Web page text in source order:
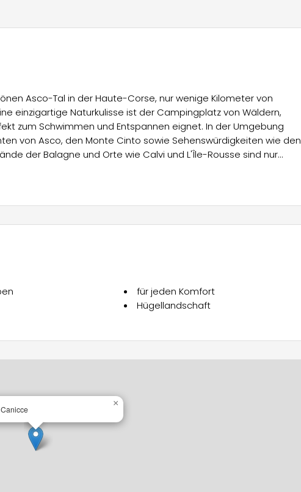
Asco-Tal in der Haute-Corse, nur wenige Kilometer von
einzigartige Naturkulisse ist der Campingplatz von Wäldern,
zum Schwimmen und Entspannen eignet. In der Umgebung
von Asco, den Monte Cinto sowie Sehenswürdigkeiten wie den
der Balagne und Orte wie Calvi und L'Île-Rousse sind nur
und sorgen für Komfort und Nähe zur Natur.
einen Spielplatz für Kinder sowie Gemeinschaftsbereiche
Food Truck serviert lokale Gerichte aus regionalen Produkten,
für jeden Komfort
Hügellandschaft
×